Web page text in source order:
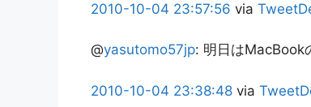
2010-10-04 23:57:56 via
@yasutomo57jp: 明日はMacBook
2010-10-04 23:38:48 via